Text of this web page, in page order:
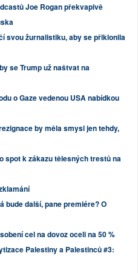
Joe Rogan překvapivě
svou žurnalistiku, aby se přiklonila
se Trump už naštvat na
o Gaze vedenou USA nabídkou
by měla smysl jen tehdy,
spot k zákazu tělesných trestů na
bude další, pane premiére? O
cel na dovoz oceli na 50 %
Palestiny a Palestinců #3: